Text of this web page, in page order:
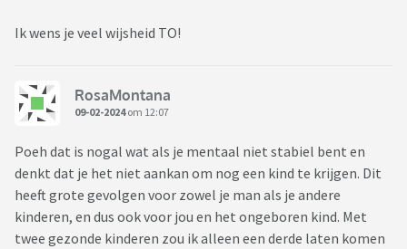
Ik wens je veel wijsheid TO!
RosaMontana
09-02-2024om 12:07
Poeh dat is nogal wat als je mentaal niet stabiel bent en
denkt dat je het niet aankan om nog een kind te krijgen. Dit
heeft grote gevolgen voor zowel je man als je andere
kinderen, en dus ook voor jou en het ongeboren kind. Met
twee gezonde kinderen zou ik alleen een derde laten komen